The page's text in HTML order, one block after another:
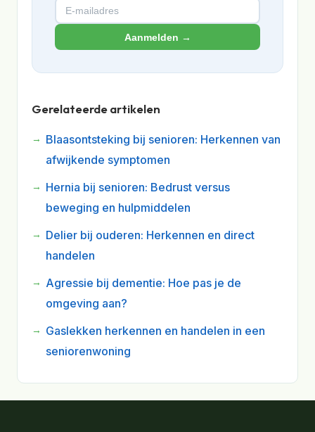
Aanmelden →
Gerelateerde artikelen
Blaasontsteking bij senioren: Herkennen van
afwijkende symptomen
Hernia bij senioren: Bedrust versus
beweging en hulpmiddelen
Delier bij ouderen: Herkennen en direct
handelen
Agressie bij dementie: Hoe pas je de
omgeving aan?
Gaslekken herkennen en handelen in een
seniorenwoning